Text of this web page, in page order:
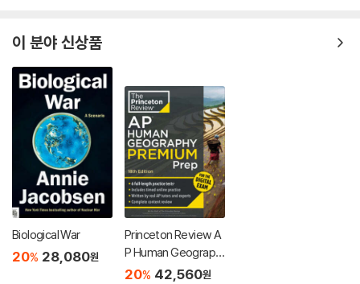
이 분야 신상품
Biological War
20% 28,080원
Princeton Review A
P Human Geograph
y Premium Prep, 18t
20% 42,560원